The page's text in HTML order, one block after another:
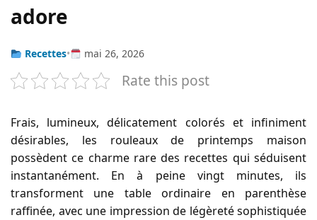
adore
Recettes• mai 26, 2026
Rate this post
Frais, lumineux, délicatement colorés et infiniment
désirables, les rouleaux de printemps maison
possèdent ce charme rare des recettes qui séduisent
instantanément. En à peine vingt minutes, ils
transforment une table ordinaire en parenthèse
raffinée, avec une impression de légèreté sophistiquée